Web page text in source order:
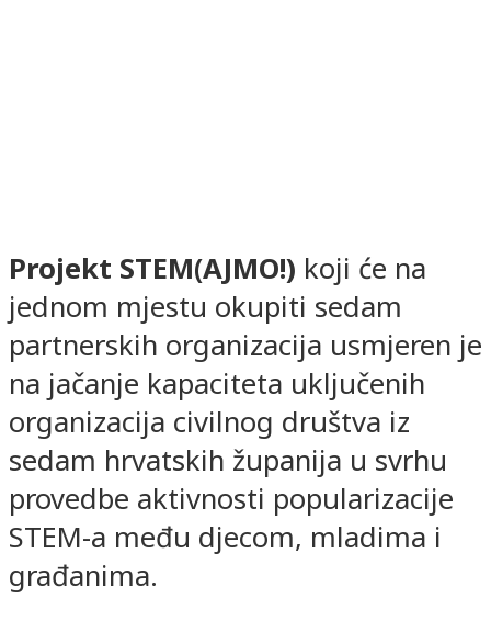
Projekt STEM(AJMO!) koji će na
jednom mjestu okupiti sedam
partnerskih organizacija usmjeren je
na jačanje kapaciteta uključenih
organizacija civilnog društva iz
sedam hrvatskih županija u svrhu
provedbe aktivnosti popularizacije
STEM-a među djecom, mladima i
građanima.